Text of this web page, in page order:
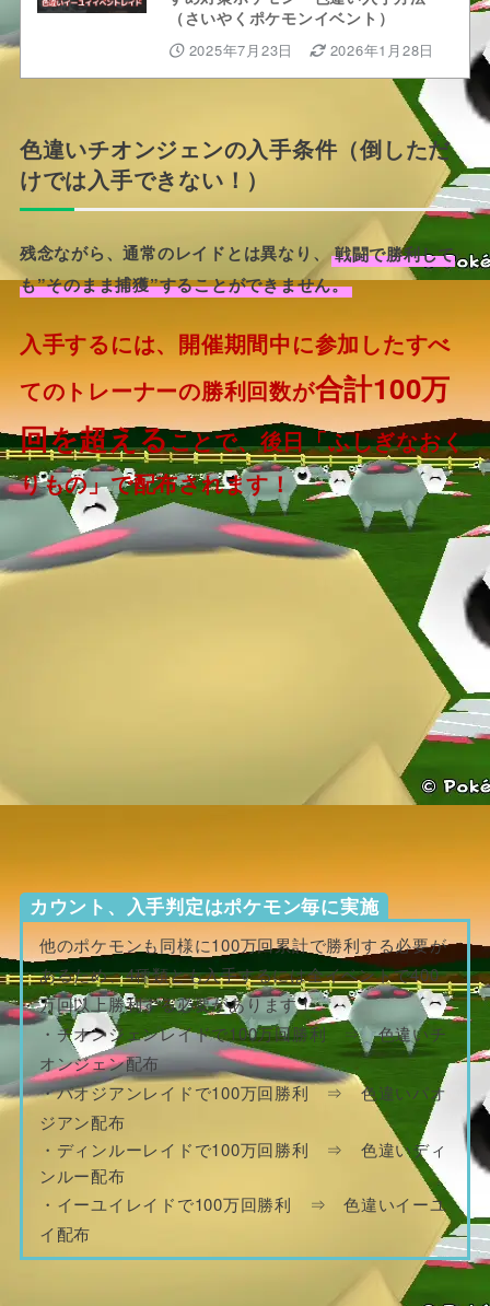
（さいやくポケモンイベント）
2025年7月23日 2026年1月28日
色違いチオンジェンの入手条件（倒しただ
けでは入手できない！）
残念ながら、通常のレイドとは異なり、
戦闘で勝利して
も”そのまま捕獲”することができません。
入手するには、開催期間中に参加したすべ
てのトレーナーの勝利回数が合計100万
回を超えることで、後日「ふしぎなおく
りもの」で配布されます！
カウント、入手判定はポケモン毎に実施
他のポケモンも同様に100万回累計で勝利する必要が
あるため、4種類とも入手するには全イベントで400
万回以上勝利する必要があります！
・チオンジェンレイドで100万回勝利 ⇒ 色違いチ
オンジェン配布
・パオジアンレイドで100万回勝利 ⇒ 色違いパオ
ジアン配布
・ディンルーレイドで100万回勝利 ⇒ 色違いディ
ンルー配布
・イーユイレイドで100万回勝利 ⇒ 色違いイーユ
イ配布